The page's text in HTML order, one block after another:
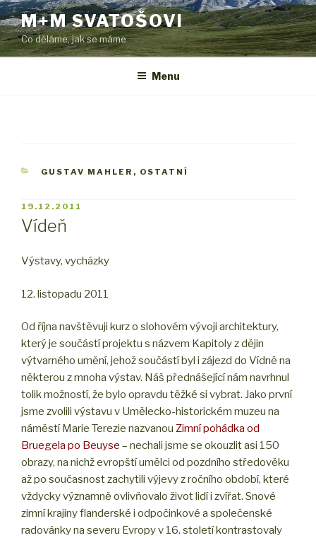
Přejít
k
obsahu
webu
M+M SVATOŠOVI
Co děláme, jak se máme
Menu
RUBRIKY
GUSTAV MAHLER , OSTATNÍ
PUBLIKOVÁNO
19.12.2011
Vídeň
Výstavy, vycházky
12. listopadu 2011
Od října navštěvuji kurz o slohovém vývoji architektury,
který je součástí projektu s názvem Kapitoly z dějin
výtvarného umění, jehož součástí byl i zájezd do Vídně na
některou z mnoha výstav. Náš přednášející nám navrhnul
tolik možností, že bylo opravdu těžké si vybrat. Jako první
jsme zvolili výstavu v Umělecko-historickém muzeu na
náměstí Marie Terezie nazvanou Zimní pohádka od
Bruegela po Beuyse – nechali jsme se okouzlit asi 150
obrazy, na nichž evropští umělci od pozdního středověku
až po současnost zachytili výjevy z ročního období, které
vždycky významně ovlivňovalo život lidí i zvířat. Snové
zimní krajiny flanderské i odpočinkové a společenské
radovánky na severu Evropy v 16. století kontrastovaly